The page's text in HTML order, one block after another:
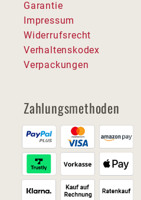
Garantie
Impressum
Widerrufsrecht
Verhaltenskodex
Verpackungen
Zahlungsmethoden